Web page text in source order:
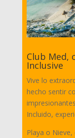
Club Med,
Inclusive
Vive lo
hecho sentir
Incluido,
Playa o